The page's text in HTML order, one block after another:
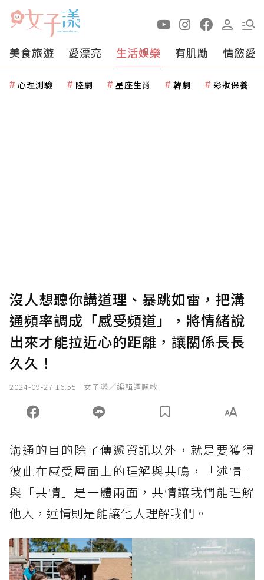
美食旅遊 愛漂亮 生活娛樂 有肌勵 情慾愛
心理測驗 陸劇 星座生肖 韓劇 彩妝保養
沒人想聽你講道理、暴跳如雷，把溝
通頻率調成「感受頻道」，將情緒說
出來才能拉近心的距離，讓關係長長
久久！
2024-09-27 16:55 女子漾／編輯譚麗敏
溝通的目的除了傳遞資訊以外，就是要獲得
彼此在感受層面上的理解與共鳴，「述情」
與「共情」是一體兩面，共情讓我們能理解
他人，述情則是能讓他人理解我們。